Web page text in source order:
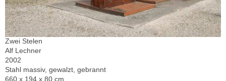
Zwei Stelen
Alf Lechner
2002
Stahl massiv, gewalzt, gebrannt
660 x 194 x 80 cm